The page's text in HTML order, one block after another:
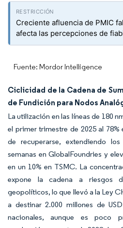
Creciente afluencia de PMIC
afecta las percepciones de
Fuente: Mordor Intelligence
Ciclicidad de la Cadena de
de Fundición para Nodos
La utilización en las líneas de 180
el primer trimestre de 2025 al
de recuperarse, extendiendo
semanas en GlobalFoundries y
en un 10% en TSMC. La
expone la cadena a riesgos
geopolíticos, lo que llevó a la Ley
a destinar 2.000 millones de
nacionales, aunque es poco